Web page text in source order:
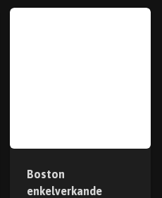
Boston
enkelverkande